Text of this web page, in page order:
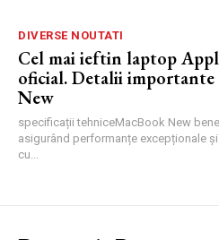
DIVERSE NOUTATI
Cel mai ieftin laptop
oficial. Detalii importante
New
specificații tehniceMacBook New
asigurând performanțe excepționale
cu...